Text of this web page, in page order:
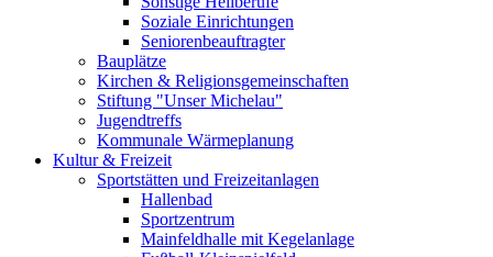
Soziale Einrichtungen
Seniorenbeauftragter
Bauplätze
Kirchen & Religionsgemeinschaften
Stiftung "Unser Michelau"
Jugendtreffs
Kommunale Wärmeplanung
Kultur & Freizeit
Sportstätten und Freizeitanlagen
Hallenbad
Sportzentrum
Mainfeldhalle mit Kegelanlage